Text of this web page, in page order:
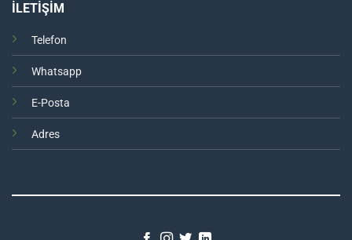
İLETİŞİM
Telefon
Whatsapp
E-Posta
Adres